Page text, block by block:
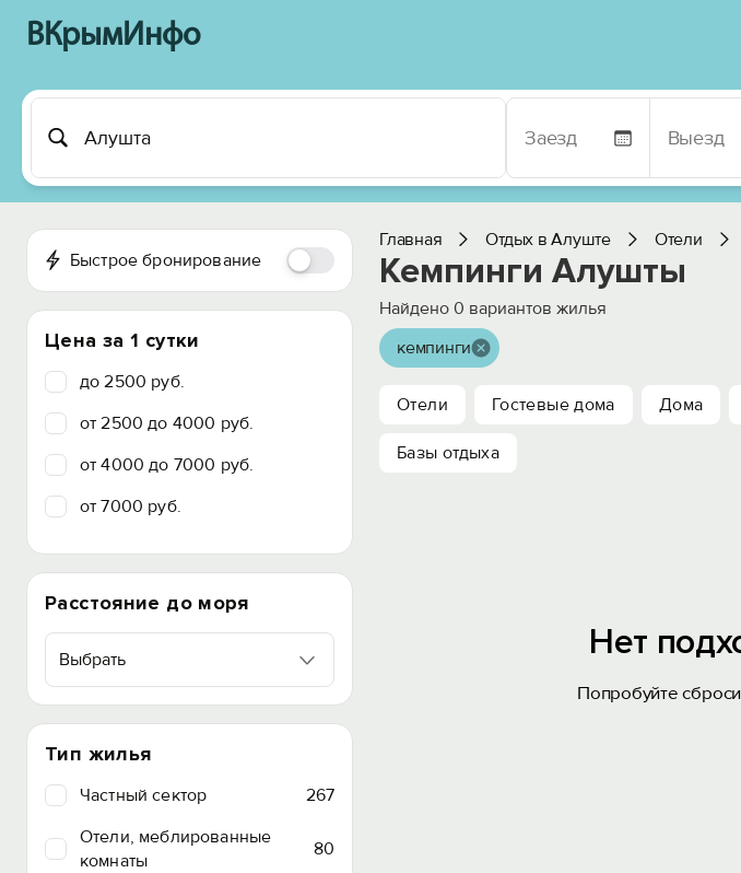
ВКрымИнфо
Быстрое бронирование
Цена за 1 сутки
до 2500 руб.
от 2500 до 4000 руб.
от 4000 до 7000 руб.
от 7000 руб.
Расстояние до моря
Выбрать
Тип жилья
Частный сектор
267
Отели, меблированные
комнаты
80
Главная Отдых в Алуште Отели
Кемпинги Алушты
Найдено 0 вариантов жилья
кемпинги
Отели Гостевые дома Дома
Базы отдыха
Нет
Попробуйте